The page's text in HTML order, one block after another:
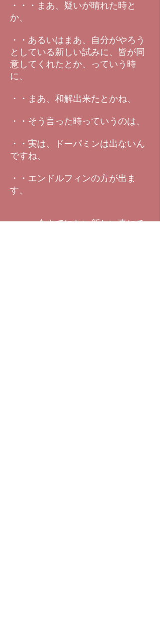
・・・まあ、疑いが晴れた時と
か、
・・あるいはまあ、自分がやろう
としている新しい試みに、皆が同
意してくれたとか、っていう時
に、
・・まあ、和解出来たとかね、
・・そう言った時っていうのは、
・・実は、ドーパミンは出ないん
ですね、
・・エンドルフィンの方が出ま
す、
・・・今までにない新しい事にチ